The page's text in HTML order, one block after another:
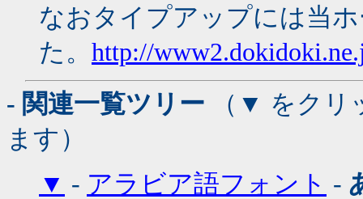
なおタイプアップには当
た。 http://
- 関連一覧ツリー （▼ をクリ
ます）
▼ - アラビア語フォント -